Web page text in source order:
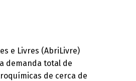
e Livres (AbriLivre)
demanda total de
de cerca de